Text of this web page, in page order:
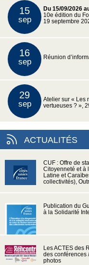
15
sep
Du 15/09/2026
10e édition du
19 septembre
16
sep Réunion
29
sep
Atelier sur « Les
vertueuses ? »,
ACTUALITÉS
CUF : Offre de
Citoyenneté et à
Latine et
collectivités),
Publication du
à la Solidarité
Les ACTES des
des conférences
photos